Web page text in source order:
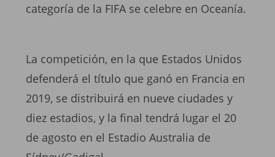
categoría de la FIFA se celebre en Oceanía.
La competición, en la que Estados Unidos
defenderá el título que ganó en Francia en
2019, se distribuirá en nueve ciudades y
diez estadios, y la final tendrá lugar el 20
de agosto en el Estadio Australia de